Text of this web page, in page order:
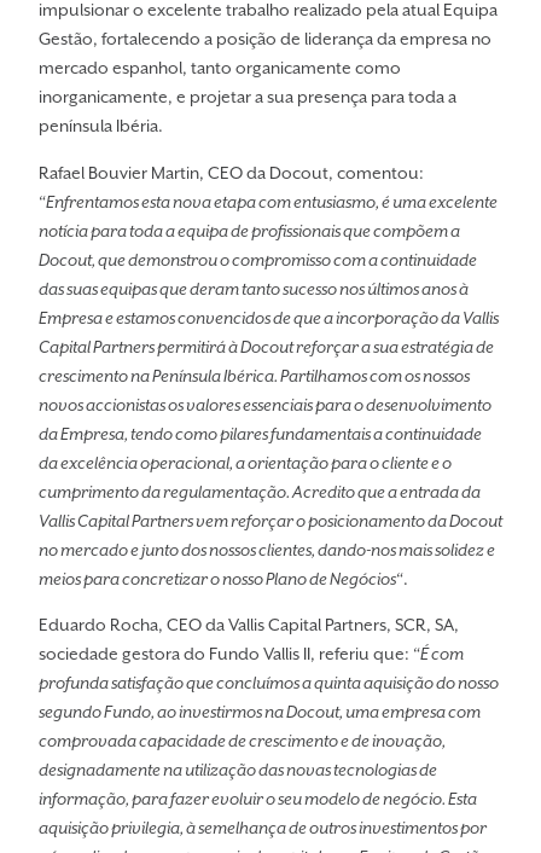
impulsionar o excelente trabalho realizado pela atual Equipa
Gestão, fortalecendo a posição de liderança da empresa no
mercado espanhol, tanto organicamente como
inorganicamente, e projetar a sua presença para toda a
península Ibéria.
Rafael Bouvier Martin, CEO da Docout, comentou:
“Enfrentamos esta nova etapa com entusiasmo, é uma excelente
notícia para toda a equipa de profissionais que compõem a
Docout, que demonstrou o compromisso com a continuidade
das suas equipas que deram tanto sucesso nos últimos anos à
Empresa e estamos convencidos de que a incorporação da Vallis
Capital Partners permitirá à Docout reforçar a sua estratégia de
crescimento na Península Ibérica. Partilhamos com os nossos
novos accionistas os valores essenciais para o desenvolvimento
da Empresa, tendo como pilares fundamentais a continuidade
da excelência operacional, a orientação para o cliente e o
cumprimento da regulamentação. Acredito que a entrada da
Vallis Capital Partners vem reforçar o posicionamento da Docout
no mercado e junto dos nossos clientes, dando-nos mais solidez e
meios para concretizar o nosso Plano de Negócios“.
Eduardo Rocha, CEO da Vallis Capital Partners, SCR, SA,
sociedade gestora do Fundo Vallis II, referiu que: “É com
profunda satisfação que concluímos a quinta aquisição do nosso
segundo Fundo, ao investirmos na Docout, uma empresa com
comprovada capacidade de crescimento e de inovação,
designadamente na utilização das novas tecnologias de
informação, para fazer evoluir o seu modelo de negócio. Esta
aquisição privilegia, à semelhança de outros investimentos por